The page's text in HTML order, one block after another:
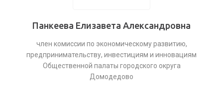
Панкеева Елизавета Александровна
член комиссии по экономическому развитию,
предпринимательству, инвестициям и инновациям
Общественной палаты городского округа
Домодедово